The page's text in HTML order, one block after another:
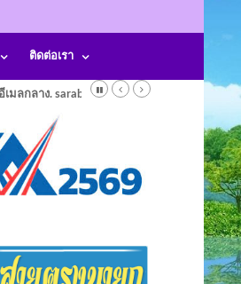
ติดต่อเรา
กลาง. saraban@laotangkham.go.th